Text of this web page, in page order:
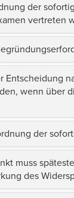
der
vertreten
Entscheidung
wenn über
der
muss
des